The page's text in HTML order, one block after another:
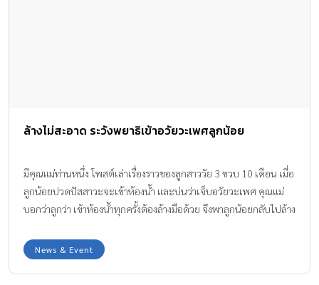
ล้างไม่สะอาด ระวังพยาธิเข้าอวัยวะเพศลูกน้อย
มีคุณแม่ท่านหนึ่ง โพสต์เล่าเรื่องราวของลูกสาววัย 3 ขวบ 10 เดือน เมื่อ
ลูกน้อยปวดปัสสาวะจะเข้าห้องน้ำ และบ่นว่าเจ็บอวัยวะเพศ คุณแม่
บอกว่าลูกว่า เข้าห้องน้ำทุกครั้งต้องล้างมือด้วย จึงพาลูกน้อยกลับไปล้าง
ลูก News & Event